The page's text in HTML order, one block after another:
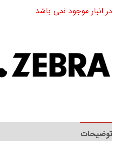
در انبار موجود نمی باشد
توضیحات